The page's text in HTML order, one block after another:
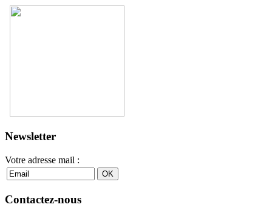
Newsletter
Votre adresse mail :
Contactez-nous